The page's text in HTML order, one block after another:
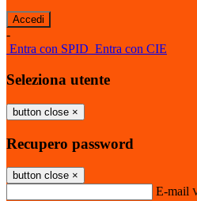
-
Entra con SPID Entra con CIE
Seleziona utente
button close ×
Recupero password
button close ×
E-mail